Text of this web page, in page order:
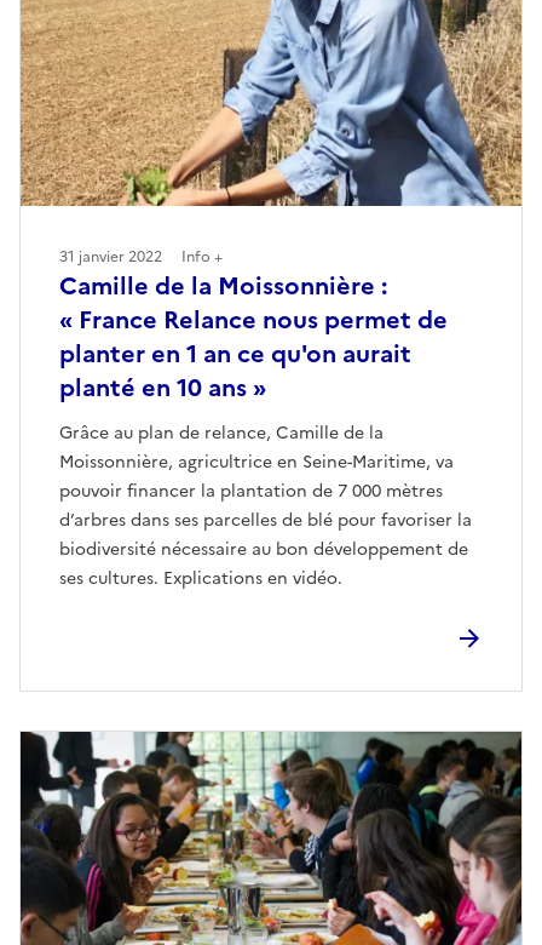
Camille de la Moissonnière :
« France Relance nous permet de
planter en 1 an ce qu'on aurait
planté en 10 ans »
Grâce au plan de relance, Camille de la
Moissonnière, agricultrice en Seine-Maritime, va
pouvoir financer la plantation de 7 000 mètres
d’arbres dans ses parcelles de blé pour favoriser la
biodiversité nécessaire au bon développement de
ses cultures. Explications en vidéo.
31 janvier 2022 Info +